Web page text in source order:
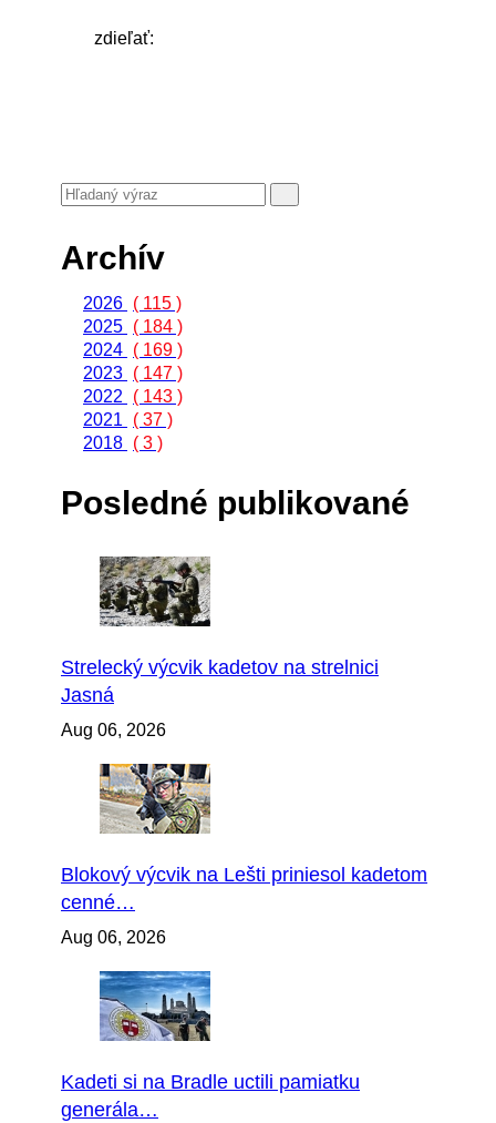
zdieľať:
Archív
2026 ( 115 )
2025 ( 184 )
2024 ( 169 )
2023 ( 147 )
2022
( 143 )
2021
( 37 )
2018 ( 3 )
Posledné publikované
Strelecký výcvik kadetov na strelnici
Jasná
Aug 06, 2026
Blokový výcvik na Lešti priniesol kadetom
cenné…
Aug 06, 2026
Kadeti si na Bradle uctili pamiatku
generála…